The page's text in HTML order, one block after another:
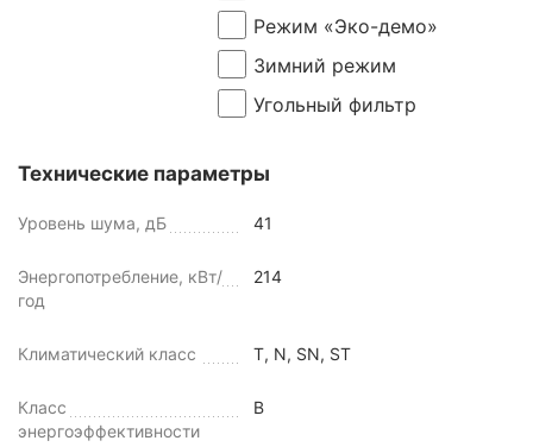
Режим «Эко-демо»
Зимний режим
Угольный фильтр
Технические параметры
Уровень шума, дБ 41
Энергопотребление, кВт/
год
214
Климатический класс T, N, SN, ST
Класс
энергоэффективности
B